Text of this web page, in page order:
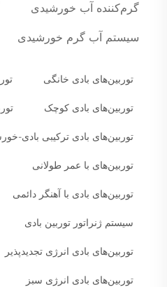
گرم‌کننده آب خورشیدی
سیستم آب گرم خورشیدی
توربین‌های بادی خانگی
توربین‌های بادی کوچک
توربین‌های بادی ترکیبی بادی-
توربین‌های با عمر طولانی
توربین‌های بادی با آهنگر دائمی
سیستم ژنراتور توربین بادی
توربین‌های بادی انرژی تجدیدپذیر
توربین‌های بادی انرژی سبز